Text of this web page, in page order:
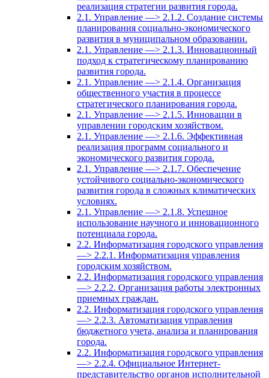
реализация стратегии развития города.
2.1. Управление —> 2.1.2. Создание системы
планирования социально-экономического
развития в муниципальном образовании.
2.1. Управление —> 2.1.3. Инновационный
подход к стратегическому планированию
развития города.
2.1. Управление —> 2.1.4. Организация
общественного участия в процессе
стратегического планирования города.
2.1. Управление —> 2.1.5. Инновации в
управлении городским хозяйством.
2.1. Управление —> 2.1.6. Эффективная
реализация программ социального и
экономического развития города.
2.1. Управление —> 2.1.7. Обеспечение
устойчивого социально-экономического
развития города в сложных климатических
условиях.
2.1. Управление —> 2.1.8. Успешное
использование научного и инновационного
потенциала города.
2.2. Информатизация городского управления
—> 2.2.1. Информатизация управления
городским хозяйством.
2.2. Информатизация городского управления
—> 2.2.2. Организация работы электронных
приемных граждан.
2.2. Информатизация городского управления
—> 2.2.3. Автоматизация управления
бюджетного учета, анализа и планирования
города.
2.2. Информатизация городского управления
—> 2.2.4. Официальное Интернет-
представительство органов исполнительной